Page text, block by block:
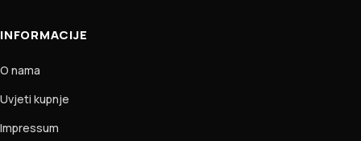
INFORMACIJE
O nama
Uvjeti kupnje
Impressum